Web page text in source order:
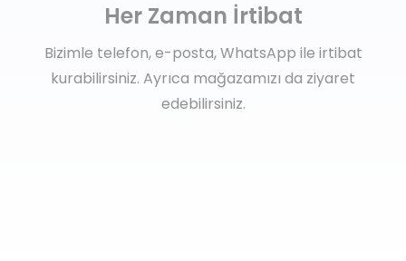
Her Zaman İrtibat
Bizimle telefon, e-posta, WhatsApp ile irtibat
kurabilirsiniz. Ayrıca mağazamızı da ziyaret
edebilirsiniz.